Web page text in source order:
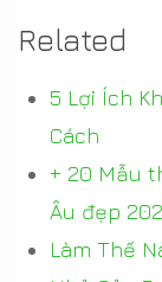
Related
5 Lợi Ích
Cách
+ 20 Mẫu
Âu đẹp
Làm Thế